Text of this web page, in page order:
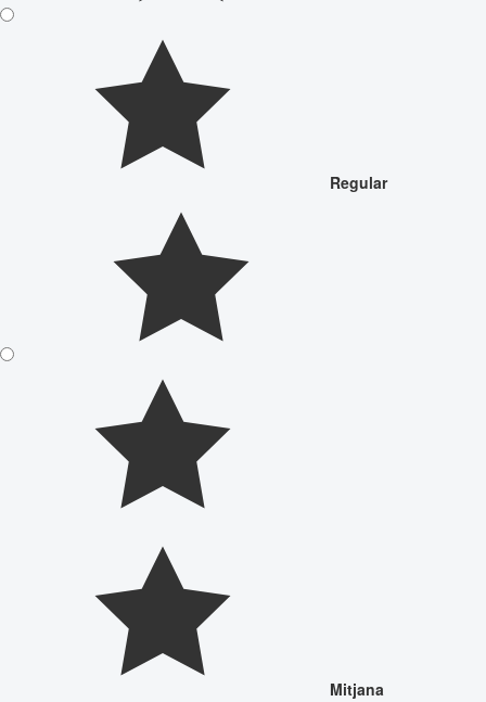
Regular
Mitjana